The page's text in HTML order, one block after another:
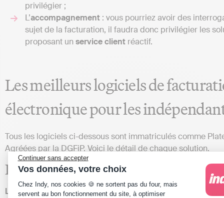
Continuer sans accepter
Vos données, votre choix
Plateforme de Gestion du Consentement :
Chez Indy, nos cookies 🍪 ne sortent pas du four, mais
servent au bon fonctionnement du site, à optimiser
privilégier ;
L’accompagnement : vous pourriez avoir des
sujet de la facturation, il faudra donc privilégier les
proposant un service client réactif.
Les meilleurs logiciels de
électronique pour les
Tous les logiciels ci-dessous sont immatriculés comme
Agréées par la DGFiP. Voici le détail de chaque solution.
Indy
Les fonctionnalités